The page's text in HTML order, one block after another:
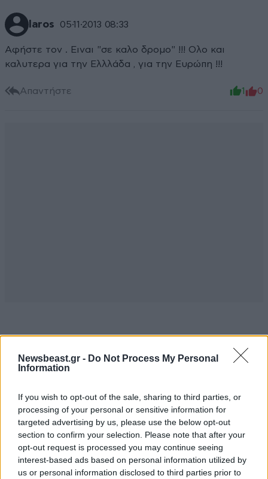
Newsbeast.gr - Do Not Process My Personal
Information
If you wish to opt-out of the sale, sharing to third parties, or
processing of your personal or sensitive information for
targeted advertising by us, please use the below opt-out
section to confirm your selection. Please note that after your
opt-out request is processed you may continue seeing
interest-based ads based on personal information utilized by
us or personal information disclosed to third parties prior to
laros 05·11·2013 08:33
Αφήστε τον . Ειναι "σε καλο δρομο" !!! Ολο και
καλυτερα για την Ελλλάδα , για την Ευρώπη !!!
Απαντήστε 1 0
TRENDING